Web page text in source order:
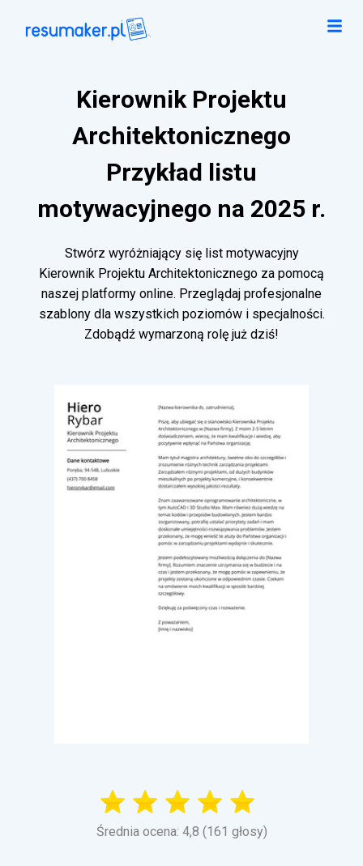
Kierownik Projektu
Architektonicznego
Przykład listu
motywacyjnego na 2025 r.
Stwórz wyróżniający się list motywacyjny
Kierownik Projektu Architektonicznego za pomocą
naszej platformy online. Przeglądaj profesjonalne
szablony dla wszystkich poziomów i specjalności.
Zdobądź wymarzoną rolę już dziś!
Średnia ocena: 4,8 (161 głosy)